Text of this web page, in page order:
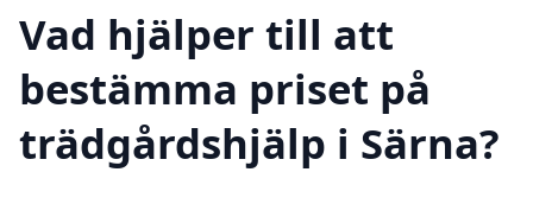
Vad hjälper till att
bestämma priset på
trädgårdshjälp i Särna?